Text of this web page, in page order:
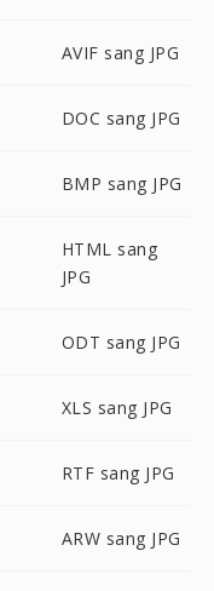
AVIF sang JPG
DOC sang JPG
BMP sang JPG
HTML sang
JPG
ODT sang JPG
XLS sang JPG
RTF sang JPG
ARW sang JPG